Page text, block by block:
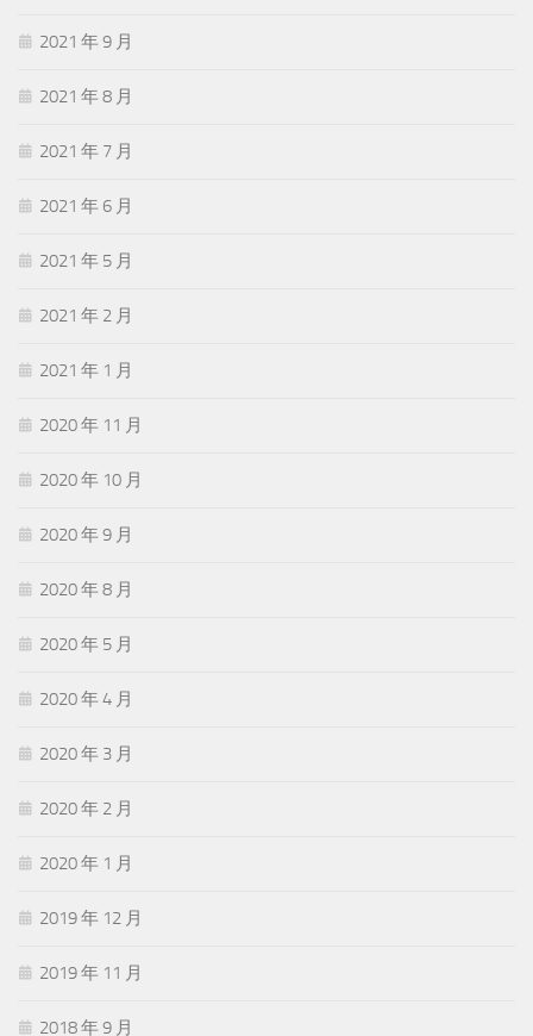
2021 年 9 月
2021 年 8 月
2021 年 7 月
2021 年 6 月
2021 年 5 月
2021 年 2 月
2021 年 1 月
2020 年 11 月
2020 年 10 月
2020 年 9 月
2020 年 8 月
2020 年 5 月
2020 年 4 月
2020 年 3 月
2020 年 2 月
2020 年 1 月
2019 年 12 月
2019 年 11 月
2018 年 9 月